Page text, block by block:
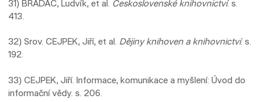
31) BRADÁČ, Ludvík, et al. Československé knihovnictví. s.
413.
32) Srov. CEJPEK, Jiří, et al. Dějiny knihoven a knihovnictví. s.
192.
33) CEJPEK, Jiří. Informace, komunikace a myšlení: Úvod do
informační vědy. s. 206.